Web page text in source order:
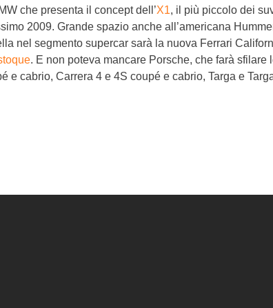
che presenta il concept dell’X1, il più piccolo dei
2009. Grande spazio anche all’americana
nel segmento supercar sarà la nuova Ferrari
. E non poteva mancare Porsche, che farà sfilare
e cabrio, Carrera 4 e 4S coupé e cabrio, Targa e